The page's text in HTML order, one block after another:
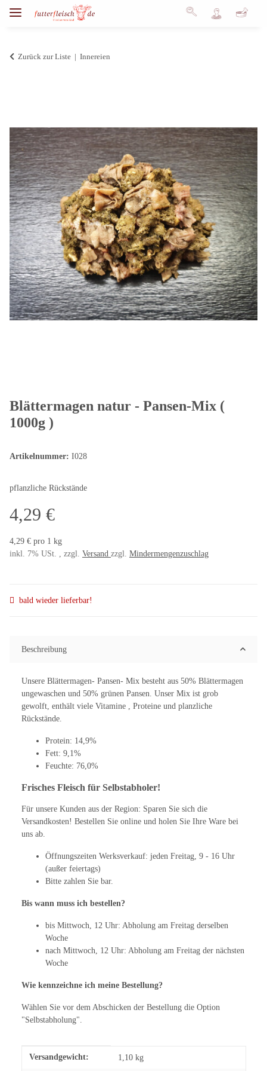
Zurück zur Liste Innereien
Blättermagen natur - Pansen-Mix (
1000g )
Artikelnummer: I028
pflanzliche Rückstände
4,29 €
4,29 € pro 1 kg
inkl. 7% USt. , zzgl. Versand zzgl. Mindermengenzuschlag
bald wieder lieferbar!
Beschreibung
Unsere Blättermagen- Pansen- Mix besteht aus 50% Blättermagen
ungewaschen und 50% grünen Pansen. Unser Mix ist grob
gewolft, enthält viele Vitamine , Proteine und planzliche
Rückstände.
Protein: 14,9%
Fett: 9,1%
Feuchte: 76,0%
Frisches Fleisch für Selbstabholer!
Für unsere Kunden aus der Region: Sparen Sie sich die
Versandkosten! Bestellen Sie online und holen Sie Ihre Ware bei
uns ab.
Öffnungszeiten Werksverkauf: jeden Freitag, 9 - 16 Uhr
(außer feiertags)
Bitte zahlen Sie bar.
Bis wann muss ich bestellen?
bis Mittwoch, 12 Uhr: Abholung am Freitag derselben
Woche
nach Mittwoch, 12 Uhr: Abholung am Freitag der nächsten
Woche
Wie kennzeichne ich meine Bestellung?
Wählen Sie vor dem Abschicken der Bestellung die Option
"Selbstabholung".
Produkteigenschaft
Wert
Versandgewicht: 1,10 kg